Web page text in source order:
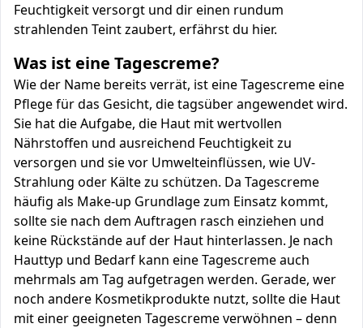
Feuchtigkeit versorgt und dir einen rundum
strahlenden Teint zaubert, erfährst du hier.
Was ist eine Tagescreme?
Wie der Name bereits verrät, ist eine Tagescreme eine
Pflege für das Gesicht, die tagsüber angewendet wird.
Sie hat die Aufgabe, die Haut mit wertvollen
Nährstoffen und ausreichend Feuchtigkeit zu
versorgen und sie vor Umwelteinflüssen, wie UV-
Strahlung oder Kälte zu schützen. Da Tagescreme
häufig als Make-up Grundlage zum Einsatz kommt,
sollte sie nach dem Auftragen rasch einziehen und
keine Rückstände auf der Haut hinterlassen. Je nach
Hauttyp und Bedarf kann eine Tagescreme auch
mehrmals am Tag aufgetragen werden. Gerade, wer
noch andere Kosmetikprodukte nutzt, sollte die Haut
mit einer geeigneten Tagescreme verwöhnen – denn